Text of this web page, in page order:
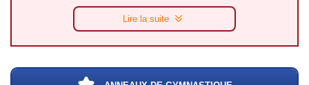
Lire la suite